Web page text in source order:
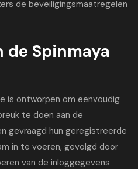
de beveiligingsmaatregelen
de Spinmaya
is ontworpen om eenvoudig
te doen aan de
gevraagd hun geregistreerde
in te voeren, gevolgd door
van de inloggegevens